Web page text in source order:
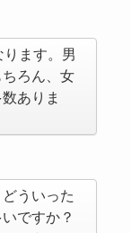
ます。男
ろん、女
ありま
ういった
ですか？